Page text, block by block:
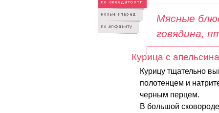
Мясные
говядина,
Курица с
Курицу тщательно
полотенцем и
черным перцем.
В большой